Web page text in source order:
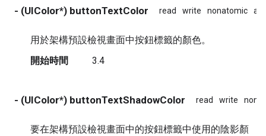
- (UIColor*) buttonTextColor read write nonatomic
用於架構預設檢視畫面中按鈕標籤的顏色。
開始時間
3.4
- (UIColor*) buttonTextShadowColor read write
要在架構預設檢視畫面中的按鈕標籤中使用的陰影顏